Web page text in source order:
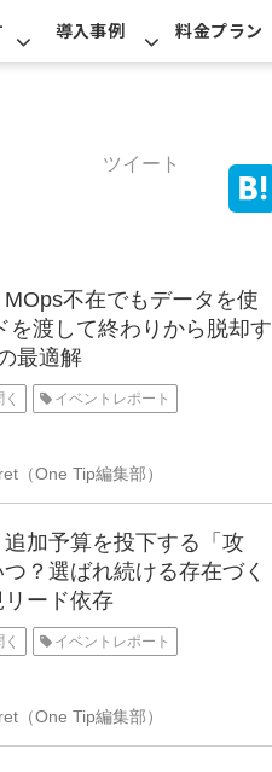
導入事例 料金プラン
ツイート
MOps不在でもデータを使
を渡して終わりから脱却す
最適解
イベントレポート
（One Tip編集部）
追加予算を投下する「攻
？選ばれ続ける存在づく
リード依存
イベントレポート
（One Tip編集部）